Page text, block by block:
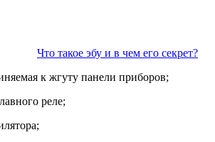
Что такое эбу и в чем его секрет?
к жгуту панели приборов;
реле;